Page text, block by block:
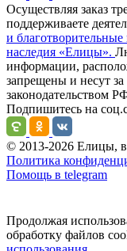
Осуществляя заказ
поддерживаете
и
наследия «Елицы».
информации,
запрещены и несут за
законодательством
Подпишитесь на
© 2013-2026 Елицы,
Политика
Помощь в telegram
Продолжая
обработку файлов